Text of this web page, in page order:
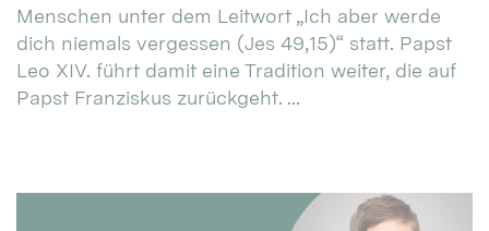
Menschen unter dem Leitwort „Ich aber werde
dich niemals vergessen (Jes 49,15)“ statt. Papst
Leo XIV. führt damit eine Tradition weiter, die auf
Papst Franziskus zurückgeht. ...